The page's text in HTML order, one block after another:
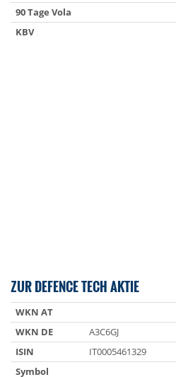
90 Tage Vola
KBV
ZUR DEFENCE TECH AKTIE
WKN AT
WKN DE
A3C6GJ
ISIN
IT0005461329
Symbol